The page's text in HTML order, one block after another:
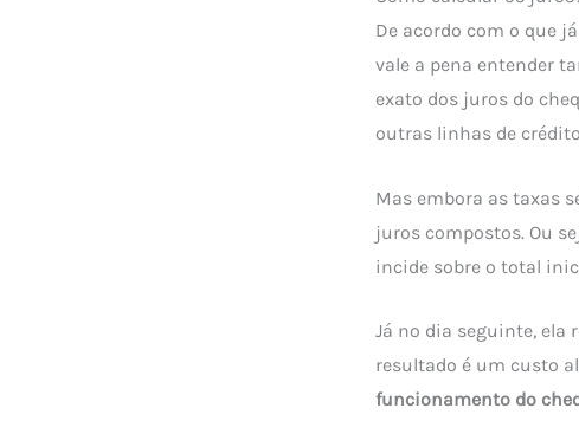
De acordo com o que
vale a pena entender
exato dos juros do
outras linhas de
Mas embora as taxas
juros compostos. Ou
incide sobre o total
Já no dia seguinte, ela
resultado é um custo
funcionamento do